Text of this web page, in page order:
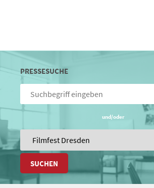
PRESSEARBEIT
SOCIAL MEDIA
POSITIONIERUNG
PR-AGENTUR
REFERENZEN
STANDORT & KONTAKT
BLOG
KONTAKT
PRESSESUCHE
und/oder
SUCHEN